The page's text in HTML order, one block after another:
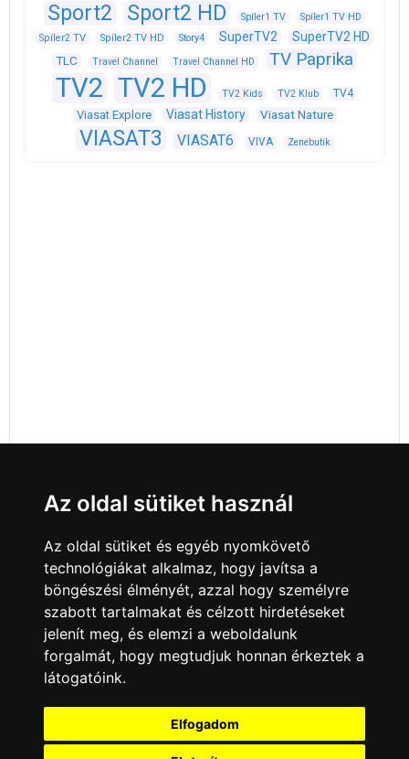
Sport2 Sport2 HD Spíler1 TV
Spíler1 TV HD
Spíler2 TV
Spíler2 TV HD Story4 SuperTV2 SuperTV2 HD
TLC Travel Channel Travel Channel HD TV Paprika
TV2 TV2 HD TV2 Kids TV2 Klub TV4
Viasat Explore Viasat History Viasat Nature
VIASAT3 VIASAT6 VIVA Zenebutik
Minden jog fenntartva © 2008 - 2026
A csatornák a műsorváltoztatás jogát
Az oldal sütiket használ
Az oldal sütiket és egyéb nyomkövető
technológiákat alkalmaz, hogy javítsa a
böngészési élményét, azzal hogy személyre
szabott tartalmakat és célzott hirdetéseket
jelenít meg, és elemzi a weboldalunk
forgalmát, hogy megtudjuk honnan érkeztek a
látogatóink.
Elfogadom